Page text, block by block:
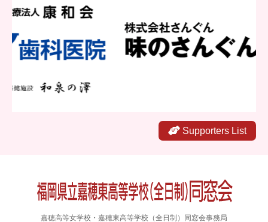
Supporters List
嘉穂高等女学校・嘉穂東高等学校（全日制）同窓会事務局